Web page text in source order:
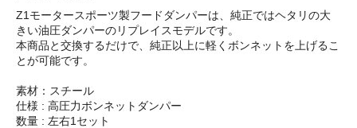
Z1モータースポーツ製フードダンパーは、純正ではヘタリの大
きい油圧ダンパーのリプレイスモデルです。
本商品と交換するだけで、純正以上に軽くボンネットを上げるこ
とが可能です。
素材：スチール
仕様 : 高圧力ボンネットダンパー
数量 : 左右1セット